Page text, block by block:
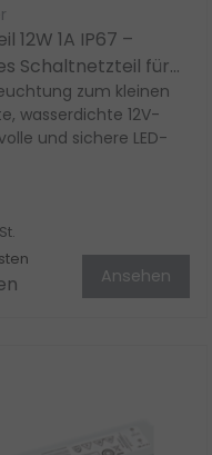
12W 1A IP67 –
Schaltnetzteil für
zum kleinen
wasserdichte 12V-
und sichere LED-
Ansehen